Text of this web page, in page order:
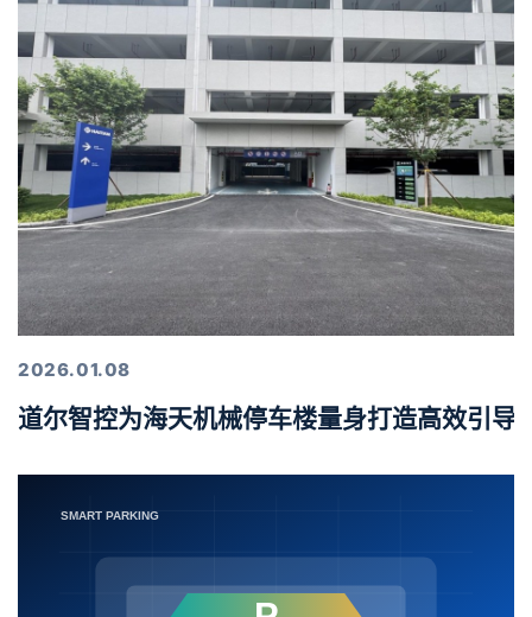
2026.01.08
道尔智控为海天机械停车楼量身打造高效引导